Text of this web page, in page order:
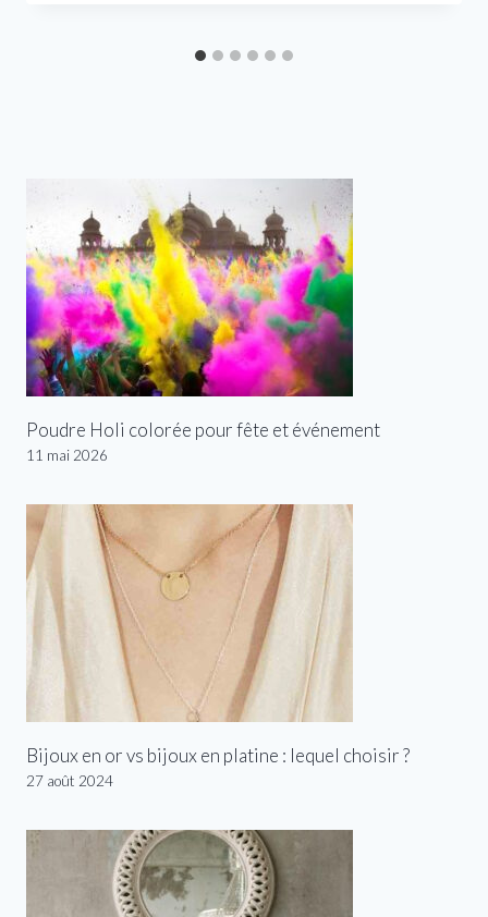
Poudre Holi colorée pour fête et événement
11 mai 2026
Bijoux en or vs bijoux en platine : lequel choisir ?
27 août 2024